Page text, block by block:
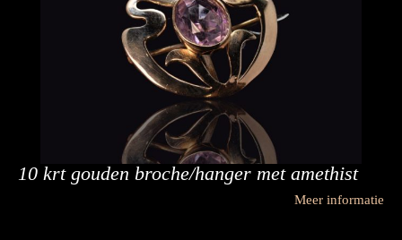
10 krt gouden broche/hanger met amethist
Meer informatie